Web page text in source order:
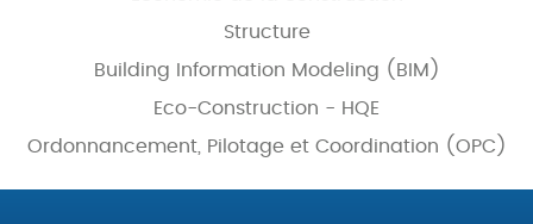
Structure
Building Information Modeling (BIM)
Eco-Construction - HQE
Ordonnancement, Pilotage et Coordination (OPC)